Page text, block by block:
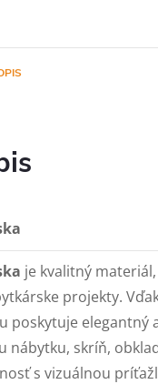
je kvalitný
projekty.
poskytuje elegantný
nábytku, skríň,
s vizuálnou